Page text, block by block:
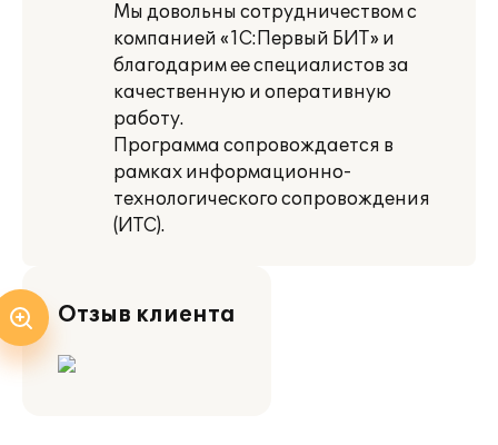
Мы довольны сотрудничеством с
компанией «1С:Первый БИТ» и
благодарим ее специалистов за
качественную и оперативную
работу.
Программа сопровождается в
рамках информационно-
технологического сопровождения
(ИТС).
Отзыв клиента